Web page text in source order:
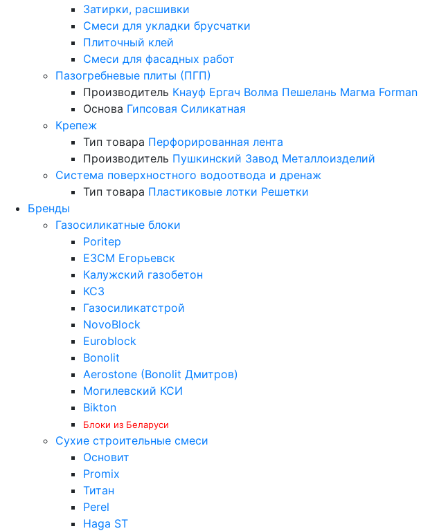
Затирки, расшивки
Смеси для укладки брусчатки
Плиточный клей
Смеси для фасадных работ
Пазогребневые плиты (ПГП)
Производитель Кнауф Ергач Волма Пешелань Магма Forman
Основа Гипсовая Силикатная
Крепеж
Тип товара Перфорированная лента
Производитель Пушкинский Завод Металлоизделий
Система поверхностного водоотвода и дренаж
Тип товара Пластиковые лотки Решетки
Бренды
Газосиликатные блоки
Poritep
ЕЗСМ Егорьевск
Калужский газобетон
КСЗ
Газосиликатстрой
NovoBlock
Euroblock
Bonolit
Aerostone (Bonolit Дмитров)
Могилевский КСИ
Bikton
Блоки из Беларуси
Сухие строительные смеси
Основит
Promix
Титан
Perel
Haga ST